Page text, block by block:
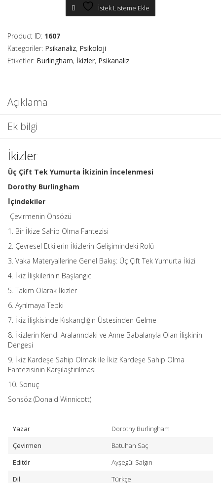
İstek Listeme Ekle
Product ID: 1607
Kategoriler: Psikanaliz, Psikoloji
Etiketler: Burlingham, İkizler, Psikanaliz
Açıklama
Ek bilgi
İkizler
Üç Çift Tek Yumurta İkizinin İncelenmesi
Dorothy Burlingham
İçindekiler
Çevirmenin Önsözü
1. Bir İkize Sahip Olma Fantezisi
2. Çevresel Etkilerin İkizlerin Gelişimindeki Rolü
3. Vaka Materyallerine Genel Bakış: Üç Çift Tek Yumurta İkizi
4. İkiz İlişkilerinin Başlangıcı
5. Takım Olarak İkizler
6. Ayrılmaya Tepki
7. İkiz İlişkisinde Kıskançlığın Üstesinden Gelme
8. İkizlerin Kendi Aralarındaki ve Anne Babalarıyla Olan İlişkinin
Dengesi
9. İkiz Kardeşe Sahip Olmak ile İkiz Kardeşe Sahip Olma
Fantezisinin Karşılaştırılması
10. Sonuç
Sonsöz (Donald Winnicott)
Yazar
Dorothy Burlingham
Çevirmen
Batuhan Saç
Editör
Ayşegül Salgın
Dil
Türkçe